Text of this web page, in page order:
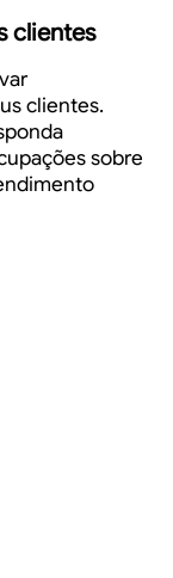
clientes
clientes.
sobre